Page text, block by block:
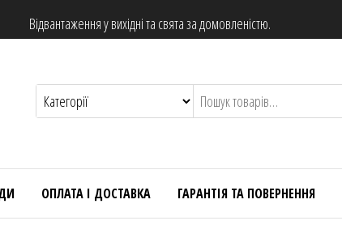
Відвантаження у вихідні та свята за домовленістю.
ОПЛАТА І ДОСТАВКА ГАРАНТІЯ ТА ПОВЕРНЕННЯ